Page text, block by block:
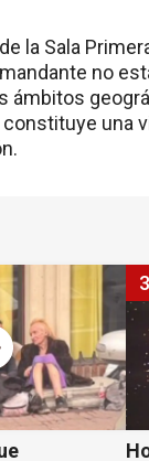
la Sala
no
ámbitos
una
3